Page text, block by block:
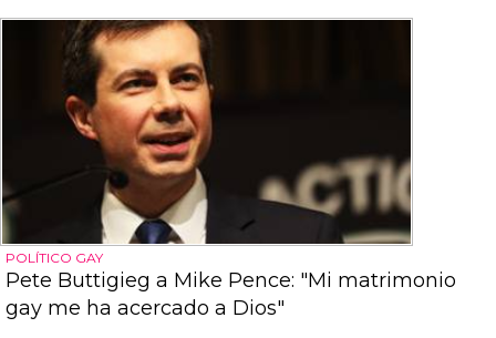
POLÍTICO GAY
Pete Buttigieg a Mike Pence: "Mi matrimonio
gay me ha acercado a Dios"